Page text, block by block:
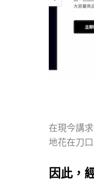
在現今講
地花在刀
因此，